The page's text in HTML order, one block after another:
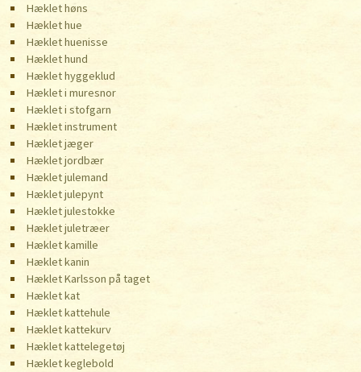
Hæklet høns
Hæklet hue
Hæklet huenisse
Hæklet hund
Hæklet hyggeklud
Hæklet i muresnor
Hæklet i stofgarn
Hæklet instrument
Hæklet jæger
Hæklet jordbær
Hæklet julemand
Hæklet julepynt
Hæklet julestokke
Hæklet juletræer
Hæklet kamille
Hæklet kanin
Hæklet Karlsson på taget
Hæklet kat
Hæklet kattehule
Hæklet kattekurv
Hæklet kattelegetøj
Hæklet keglebold